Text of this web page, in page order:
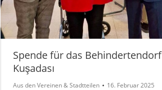
Spende für das Behindertendorf
Kuşadası
Aus den Vereinen & Stadtteilen 16. Februar 2025